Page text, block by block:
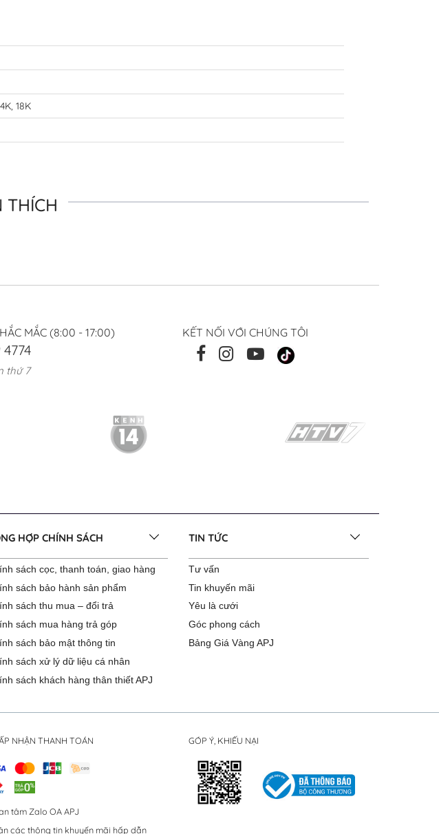
18K
THÍCH
MẮC (8:00 - 17:00)
thứ 7
KẾT NỐI VỚI CHÚNG TÔI
HỢP CHÍNH SÁCH
sách cọc, thanh toán, giao hàng
sách bảo hành sản phẩm
sách thu mua – đổi trả
sách mua hàng trả góp
sách bảo mật thông tin
sách xử lý dữ liệu cá nhân
sách khách hàng thân thiết APJ
TIN TỨC
Tư vấn
Tin khuyến mãi
Yêu là cưới
Góc phong cách
Bảng Giá Vàng APJ
NHẬN THANH TOÁN
tâm Zalo OA APJ
các thông tin khuyến mãi hấp dẫn
GÓP Ý, KHIẾU NẠI